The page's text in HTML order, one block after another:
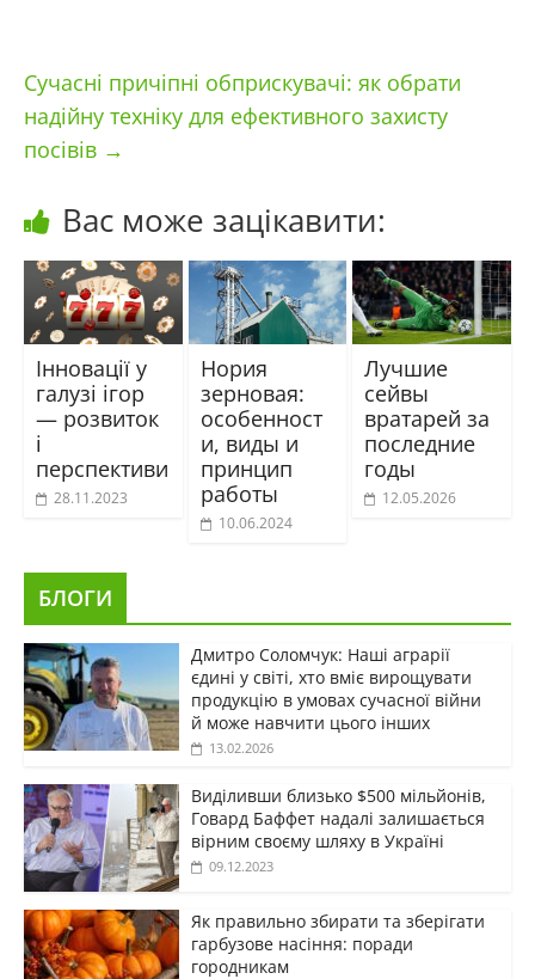
Сучасні причіпні обприскувачі: як обрати
надійну техніку для ефективного захисту
посівів →
Вас може зацікавити:
Інновації у
галузі ігор
— розвиток
і
перспективи
28.11.2023
Нория
зерновая:
особенност
и, виды и
принцип
работы
10.06.2024
Лучшие
сейвы
вратарей за
последние
годы
12.05.2026
БЛОГИ
Дмитро Соломчук: Наші аграрії
єдині у світі, хто вміє вирощувати
продукцію в умовах сучасної війни
й може навчити цього інших
13.02.2026
Виділивши близько $500 мільйонів,
Говард Баффет надалі залишається
вірним своєму шляху в Україні
09.12.2023
Як правильно збирати та зберігати
гарбузове насіння: поради
городникам